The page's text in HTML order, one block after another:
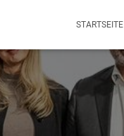
STARTSEITE